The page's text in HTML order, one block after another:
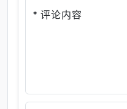
* 评论内容